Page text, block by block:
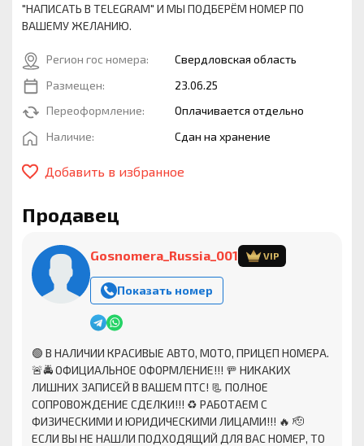
"НАПИСАТЬ В TELEGRAM" И МЫ ПОДБЕРЁМ НОМЕР ПО
ВАШЕМУ ЖЕЛАНИЮ.
Регион гос номера:
Свердловская область
Размещен:
23.06.25
Переоформление:
Оплачивается отдельно
Наличие:
Сдан на хранение
Добавить в избранное
Продавец
Gosnomera_Russia_001 VIP
Показать номер
🟢 В НАЛИЧИИ КРАСИВЫЕ АВТО, МОТО, ПРИЦЕП НОМЕРА.
🚨🚔 ОФИЦИАЛЬНОЕ ОФОРМЛЕНИЕ!!! 🚥 НИКАКИХ
ЛИШНИХ ЗАПИСЕЙ В ВАШЕМ ПТС! 📃 ПОЛНОЕ
СОПРОВОЖДЕНИЕ СДЕЛКИ!!! ♻ ️РАБОТАЕМ С
ФИЗИЧЕСКИМИ И ЮРИДИЧЕСКИМИ ЛИЦАМИ!!! 🔥 🫡
ЕСЛИ ВЫ НЕ НАШЛИ ПОДХОДЯЩИЙ ДЛЯ ВАС НОМЕР, ТО